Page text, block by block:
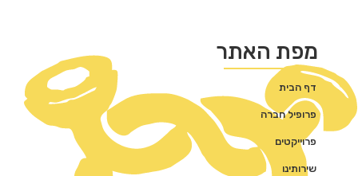
מפת האתר
דף הבית
פרופיל חברה
פרוייקטים
שירותינו